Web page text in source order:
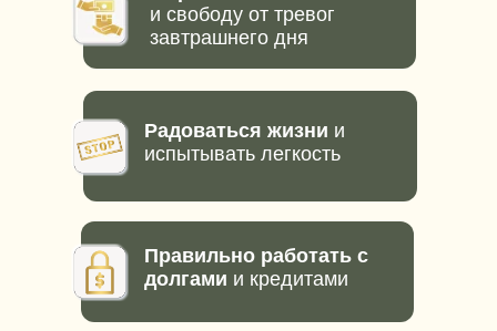
и свободу от тревог
завтрашнего дня
Радоваться жизни и
испытывать легкость
Правильно работать с
долгами и кредитами